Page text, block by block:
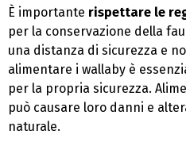
È importante rispettare le
per la conservazione della
una distanza di sicurezza e
alimentare i wallaby è
per la propria sicurezza.
può causare loro danni e
naturale.